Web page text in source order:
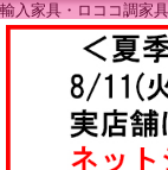
輸入家具・ロココ調家